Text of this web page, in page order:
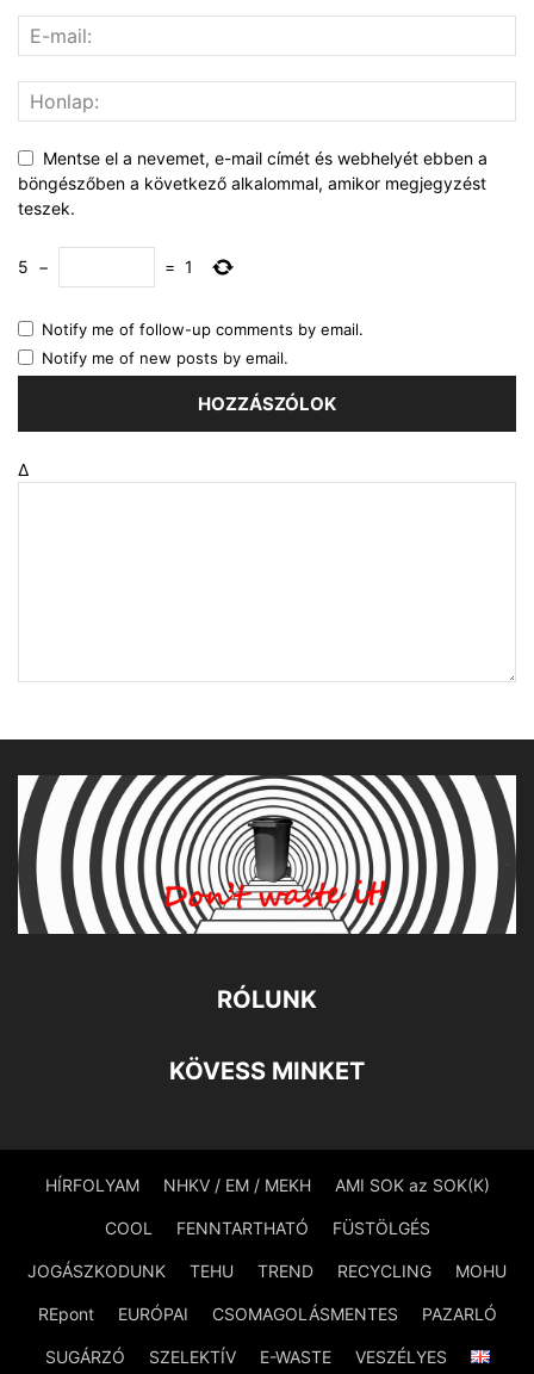
Mentse el a nevemet, e-mail címét és webhelyét ebben a
böngészőben a következő alkalommal, amikor megjegyzést
teszek.
5 − = 1
Notify me of follow-up comments by email.
Notify me of new posts by email.
Δ
RÓLUNK
KÖVESS MINKET
HÍRFOLYAM NHKV / EM / MEKH AMI SOK az SOK(K)
COOL FENNTARTHATÓ FÜSTÖLGÉS
JOGÁSZKODUNK TEHU TREND RECYCLING MOHU
REpont EURÓPAI CSOMAGOLÁSMENTES PAZARLÓ
SUGÁRZÓ SZELEKTÍV E-WASTE VESZÉLYES